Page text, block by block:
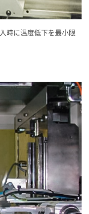
時に温度低下を最小限